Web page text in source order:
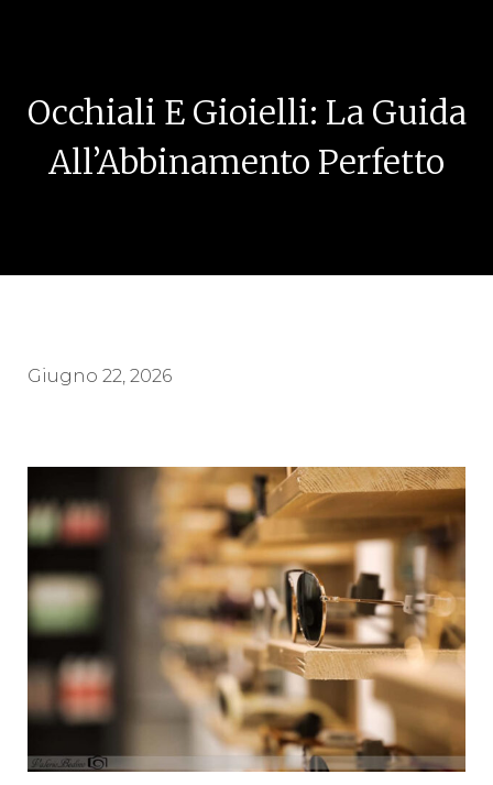
Occhiali E Gioielli: La Guida
All’Abbinamento Perfetto
Giugno 22, 2026